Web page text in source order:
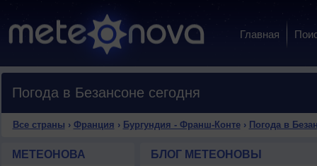
Главная
Погода в Безансоне сегодня
Все страны › Франция › Бургундия - Франш-Конте› Погода в
МЕТЕОНОВА БЛОГ МЕТЕОНОВЫ